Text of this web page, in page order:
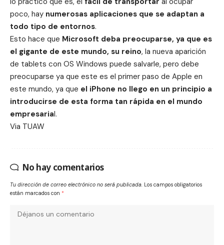
poco, hay numerosas aplicaciones que se adaptan a
todo tipo de entornos.
Esto hace que Microsoft deba preocuparse, ya que es
el gigante de este mundo, su reino, la nueva aparición
de tablets con OS Windows puede salvarle, pero debe
preocuparse ya que este es el primer paso de Apple en
este mundo, ya que el iPhone no llego en un principio a
introducirse de esta forma tan rápida en el mundo
empresarial.
Via TUAW
No hay comentarios
Tu dirección de correo electrónico no será publicada. Los campos obligatorios
están marcados con *